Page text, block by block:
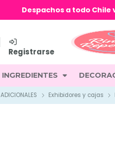
Registrarse
INGREDIENTES
Despachos a todo Chile
ADICIONALES Exhibidores y cajas